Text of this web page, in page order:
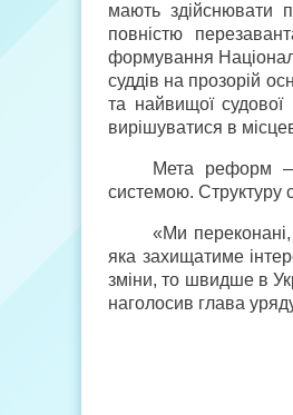
мають здійснювати
повністю
формування
суддів на прозорій
та найвищої судової
вирішуватися в
Мета реформ —
системою. Структуру
«Ми
яка захищатиме
зміни, то швидше в
наголосив глава